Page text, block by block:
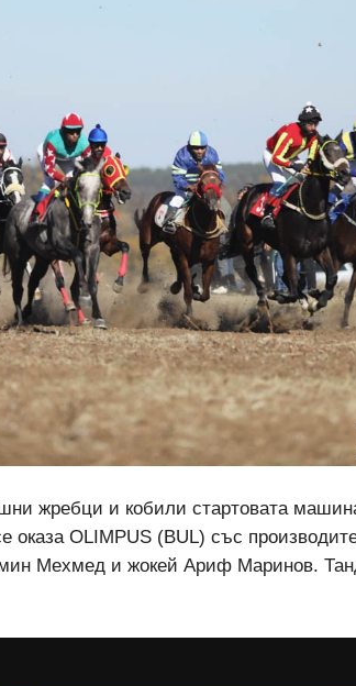
жребци и кобили стартовата
оказа OLIMPUS (BUL) със
Мехмед и жокей Ариф Маринов.